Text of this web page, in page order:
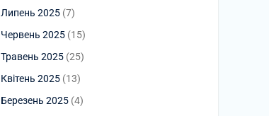
Липень 2025 (7)
Червень 2025 (15)
Травень 2025 (25)
Квітень 2025 (13)
Березень 2025 (4)